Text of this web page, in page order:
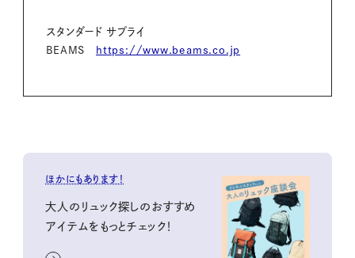
スタンダード サプライ
BEAMS
https://www.beams.co.jp
ほかにもあります！
大人のリュック探しのおすすめ
アイテムをもっとチェック！